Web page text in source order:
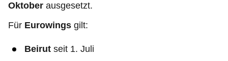
Oktober ausgesetzt.
Für Eurowings gilt:
Beirut seit 1. Juli